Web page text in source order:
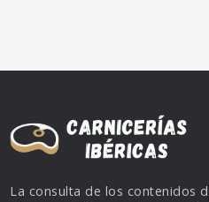
La consulta de los contenidos